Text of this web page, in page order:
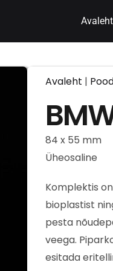
Avaleht
Avaleht |
84 x 55 mm
Üheosaline
Komplektis
bioplastist
pesta
veega.
esitada